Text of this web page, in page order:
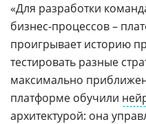
«Для разработки
бизнес-процессов –
проигрывает историю
тестировать разные
максимально
платформе обучили
архитектурой: она